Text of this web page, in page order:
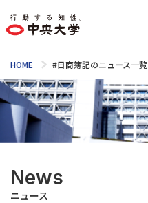
HOME #日商簿記のニュース一覧
News
ニュース